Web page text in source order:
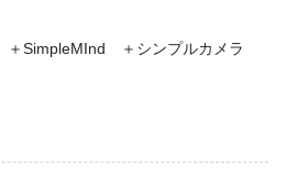
SimpleMInd ＋シンプルカメラ